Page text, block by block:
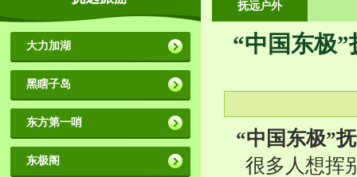
大力加湖
黑瞎子岛
东方第一哨
东极阁
抚远户外
“中国东极
“中国东极”
很多人想挥